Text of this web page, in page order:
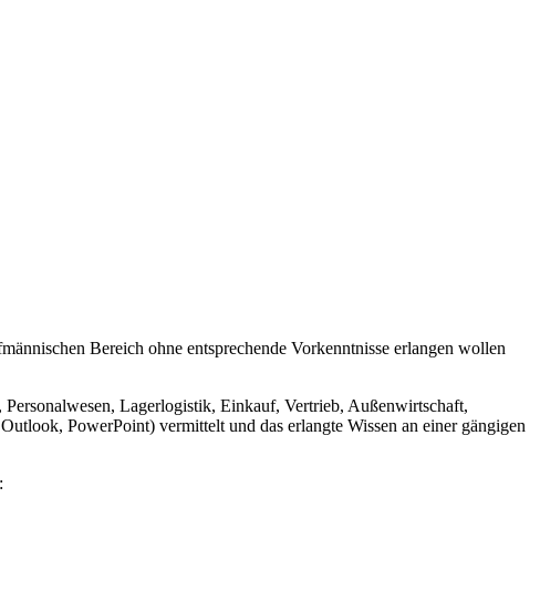
Bereich ohne entsprechende Vorkenntnisse erlangen wollen
Lagerlogistik, Einkauf, Vertrieb, Außenwirtschaft,
PowerPoint) vermittelt und das erlangte Wissen an einer gängigen